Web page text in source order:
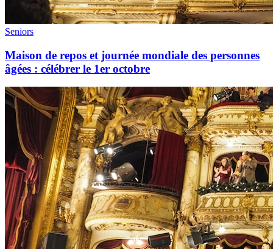
Seniors
Maison de repos et journée mondiale des personnes
âgées : célébrer le 1er octobre